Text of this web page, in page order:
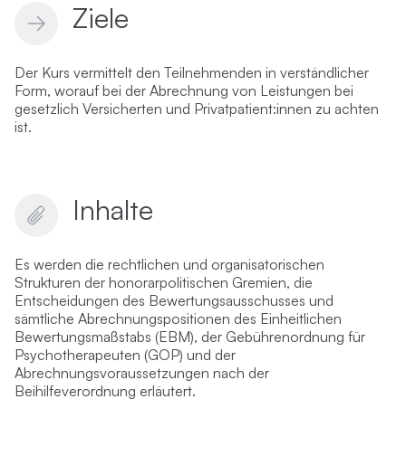
Ziele
Der Kurs vermittelt den Teilnehmenden in verständlicher
Form, worauf bei der Abrechnung von Leistungen bei
gesetzlich Versicherten und Privatpatient:innen zu achten
ist.
Inhalte
Es werden die rechtlichen und organisatorischen
Strukturen der honorarpolitischen Gremien, die
Entscheidungen des Bewertungsausschusses und
sämtliche Abrechnungspositionen des Einheitlichen
Bewertungsmaßstabs (EBM), der Gebührenordnung für
Psychotherapeuten (GOP) und der
Abrechnungsvoraussetzungen nach der
Beihilfeverordnung erläutert.